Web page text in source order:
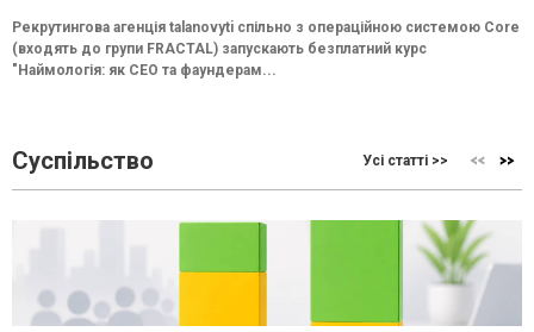
Рекрутингова агенція talanovyti спільно з операційною системою Core
(входять до групи FRACTAL) запускають безплатний курс
"Наймологія: як СEO та фаундерам...
Суспільство Усі статті >>